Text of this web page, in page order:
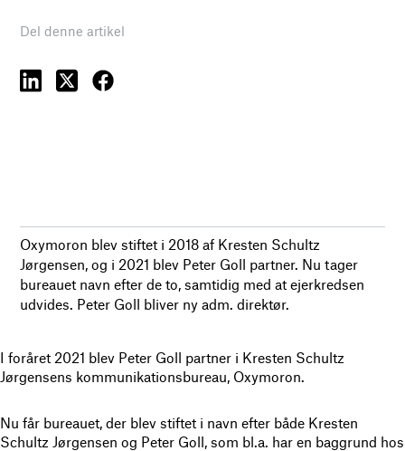
Del denne artikel
Oxymoron blev stiftet i 2018 af Kresten Schultz
Jørgensen, og i 2021 blev Peter Goll partner. Nu tager
bureauet navn efter de to, samtidig med at ejerkredsen
udvides. Peter Goll bliver ny adm. direktør.
I foråret 2021 blev Peter Goll partner i Kresten Schultz
Jørgensens kommunikationsbureau, Oxymoron.
Nu får bureauet, der blev stiftet i navn efter både Kresten
Schultz Jørgensen og Peter Goll, som bl.a. har en baggrund hos